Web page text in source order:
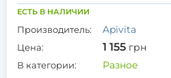
ЕСТЬ В НАЛИЧИИ
Производитель: Apivita
Цена: 1 155 грн
В категории: Разное